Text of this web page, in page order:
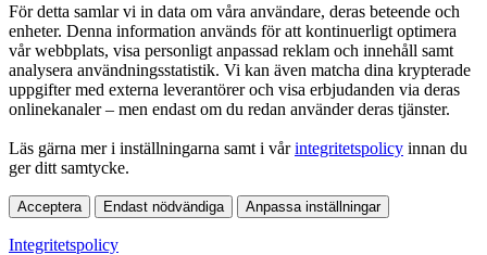
För detta samlar vi in data om våra användare, deras beteende och
enheter. Denna information används för att kontinuerligt optimera
vår webbplats, visa personligt anpassad reklam och innehåll samt
analysera användningsstatistik. Vi kan även matcha dina krypterade
uppgifter med externa leverantörer och visa erbjudanden via deras
onlinekanaler – men endast om du redan använder deras tjänster.
Läs gärna mer i inställningarna samt i vårintegritetspolicy innan du
ger ditt samtycke.
Acceptera Endast nödvändiga Anpassa inställningar
Integritetspolicy